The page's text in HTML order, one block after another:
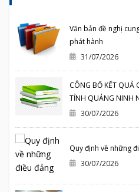
Văn bản đề nghị
phát hành
31/07/2026
CÔNG BỐ KẾT QUẢ
TỈNH QUẢNG NINH
30/07/2026
Quy định về những
30/07/2026